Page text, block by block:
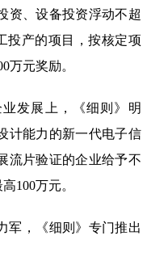
资、设备投资浮动不超
投产的项目，按核定项
万元奖励。
发展上，《细则》明
计能力的新一代电子信
流片验证的企业给予不
100万元。
军，《细则》专门推出